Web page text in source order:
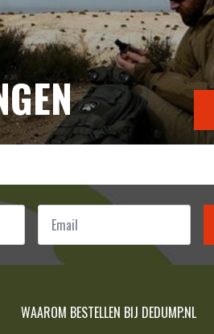
Email
WAAROM BESTELLEN BIJ DEDUMP.NL